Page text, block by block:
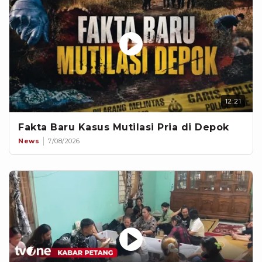
12:21
Fakta Baru Kasus Mutilasi Pria di Depok
News 7/08/2026